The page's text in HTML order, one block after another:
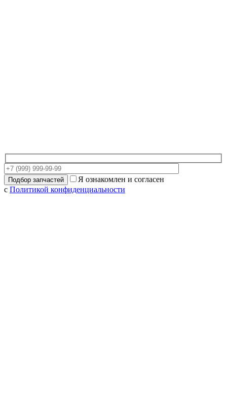
Я ознакомлен и согласен
с Политикой конфиденциальности